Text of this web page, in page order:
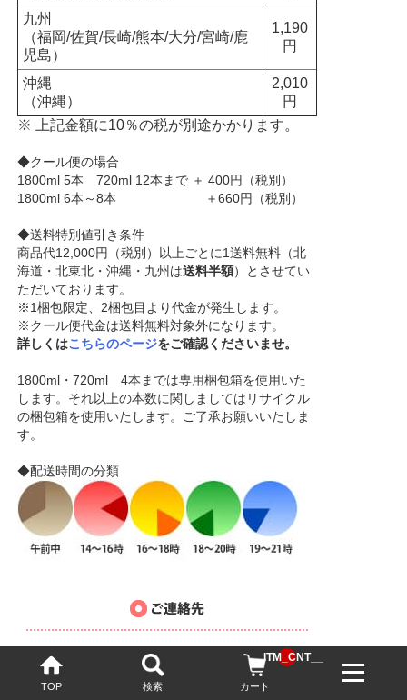
TOP 検索 カート
__ITM_CNT__
九州
（福岡/佐賀/長崎/熊本/大分/宮崎/鹿
児島）
1,190
円
沖縄
（沖縄）
2,010
円
※ 上記金額に10％の税が別途かかります。
◆クール便の場合
1800ml 5本 720ml 12本まで ＋ 400円（税別）
1800ml 6本～8本 ＋660円（税別）
◆送料特別値引き条件
商品代12,000円（税別）以上ごとに1送料無料（北
海道・北東北・沖縄・九州は送料半額）とさせてい
ただいております。
※1梱包限定、2梱包目より代金が発生します。
※クール便代金は送料無料対象外になります。
詳しくはこちらのページをご確認くださいませ。
1800ml・720ml 4本までは専用梱包箱を使用いた
します。それ以上の本数に関しましてはリサイクル
の梱包箱を使用いたします。ご了承お願いいたしま
す。
◆配送時間の分類
ショップ名：酒泉洞堀一（しゅせんどうほりいち）
運営責任者：小久保 喜宣
所在地：〒451-0053 愛知県名古屋市西区枇杷島3-